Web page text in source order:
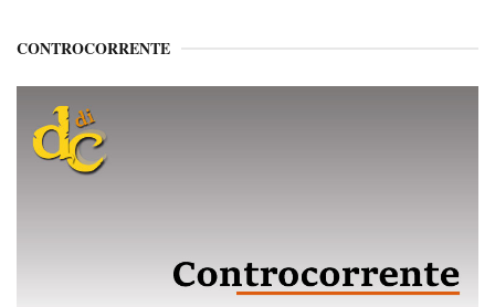
CONTROCORRENTE